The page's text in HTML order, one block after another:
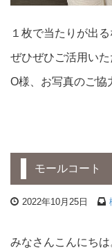
１枚で当たりが出
ぜひぜひご活用い
O様、お写真のご
モールコート
2022年10月25日
みなさんこんにちは